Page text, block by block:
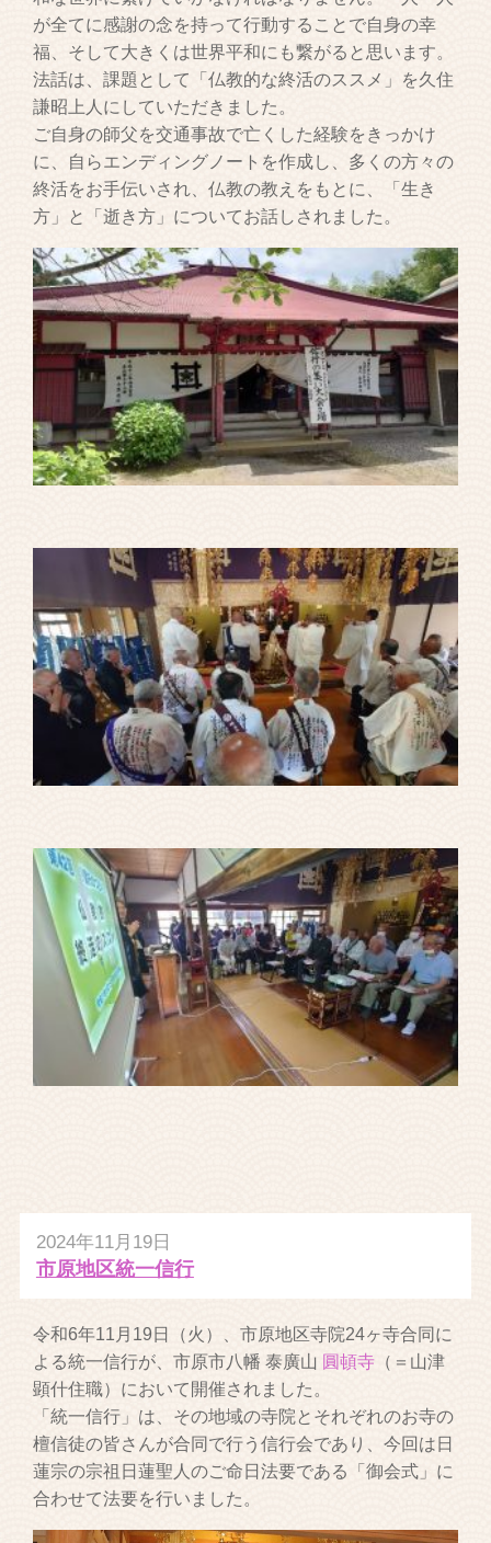
が全てに感謝の念を持って行動することで自身の幸
福、そして大きくは世界平和にも繋がると思います。
法話は、課題として「仏教的な終活のススメ」を久住
謙昭上人にしていただきました。
ご自身の師父を交通事故で亡くした経験をきっかけ
に、自らエンディングノートを作成し、多くの方々の
終活をお手伝いされ、仏教の教えをもとに、「生き
方」と「逝き方」についてお話しされました。
2024年11月19日
市原地区統一信行
令和6年11月19日（火）、市原地区寺院24ヶ寺合同に
よる統一信行が、市原市八幡 泰廣山 圓頓寺 （＝山津
顕什住職）において開催されました。
「統一信行」は、その地域の寺院とそれぞれのお寺の
檀信徒の皆さんが合同で行う信行会であり、今回は日
蓮宗の宗祖日蓮聖人のご命日法要である「御会式」に
合わせて法要を行いました。